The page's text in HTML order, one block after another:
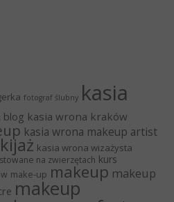
fotograf ślubny kasia
blog kasia wrona kraków
kasia wrona makeup artist
kasia wrona wizażysta
na zwierzętach kurs
make-up makeup makeup
makeup